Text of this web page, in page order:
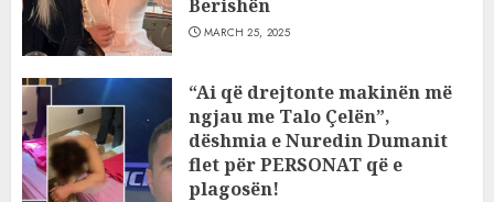
Berishën
MARCH 25, 2025
“Ai që drejtonte makinën më
ngjau me Talo Çelën”,
dëshmia e Nuredin Dumanit
flet për PERSONAT që e
plagosën!